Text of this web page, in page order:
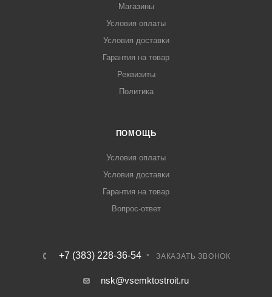
Магазины
Условия оплаты
Условия доставки
Гарантия на товар
Реквизиты
Политика
ПОМОЩЬ
Условия оплаты
Условия доставки
Гарантия на товар
Вопрос-ответ
+7 (383) 228-36-54 ЗАКАЗАТЬ ЗВОНОК
nsk@vsemktostroit.ru